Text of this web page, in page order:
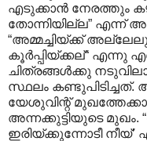
എടുക്കാൻ നേരത്തും
തോന്നിയില്ല” എന്ന്
“അമ്മച്ചിയ്ക്ക്
കൂർപ്പിയ്ക്കല്“ എന്നു
ചിത്രങ്ങൾക്കു
സ്ഥലം കണ്ടുപിടിച്ചത്.
യേശുവിന്റ്
അന്നക്കുട്ടിയുടെ മുഖം.
ഇരിയ്ക്കുന്നോടീ